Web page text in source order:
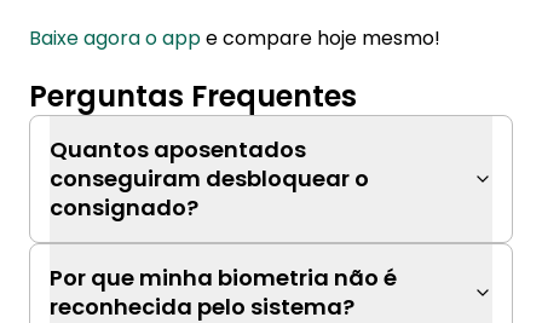
Baixe agora o appe compare hoje mesmo!
Perguntas Frequentes
Quantos aposentados
conseguiram desbloquear o
consignado?
Por que minha biometria não é
reconhecida pelo sistema?